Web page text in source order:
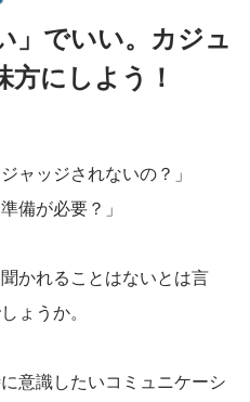
」でいい。カジュ
方にしよう！
ャッジされないの？」
備が必要？」
かれることはないとは言
ょうか。
意識したいコミュニケーシ